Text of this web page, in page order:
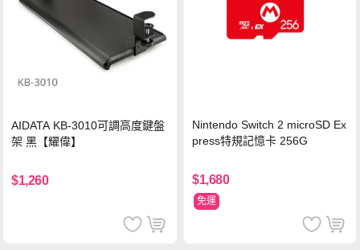
AIDATA KB-3010可調高度鍵盤
架 黑【耀偉】
$1,260
Nintendo Switch 2 microSD Ex
press特規記憶卡 256G
$1,680
免運